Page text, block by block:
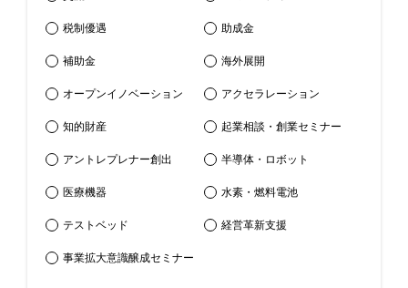
税制優遇 助成金
補助金 海外展開
オープンイノベーション アクセラレーション
知的財産 起業相談・創業セミナー
アントレプレナー創出 半導体・ロボット
医療機器 ⽔素・燃料電池
テストベッド 経営革新支援
事業拡大意識醸成セミナー